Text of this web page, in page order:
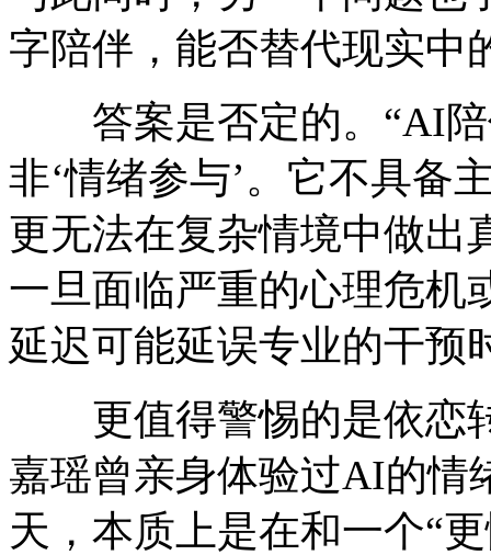
字陪伴，能否替代现实中
答案是否定的。“AI陪
非‘情绪参与’。它不具备
更无法在复杂情境中做出
一旦面临严重的心理危机
延迟可能延误专业的干预
更值得警惕的是依恋
嘉瑶曾亲身体验过AI的情
天，本质上是在和一个“